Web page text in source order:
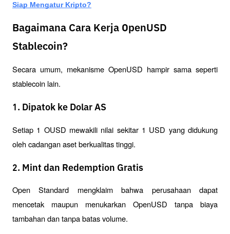
Siap Mengatur Kripto?
Bagaimana Cara Kerja OpenUSD
Stablecoin?
Secara umum, mekanisme OpenUSD hampir sama seperti
stablecoin lain.
1. Dipatok ke Dolar AS
Setiap 1 OUSD mewakili nilai sekitar 1 USD yang didukung
oleh cadangan aset berkualitas tinggi.
2. Mint dan Redemption Gratis
Open Standard mengklaim bahwa perusahaan dapat
mencetak maupun menukarkan OpenUSD tanpa biaya
tambahan dan tanpa batas volume.